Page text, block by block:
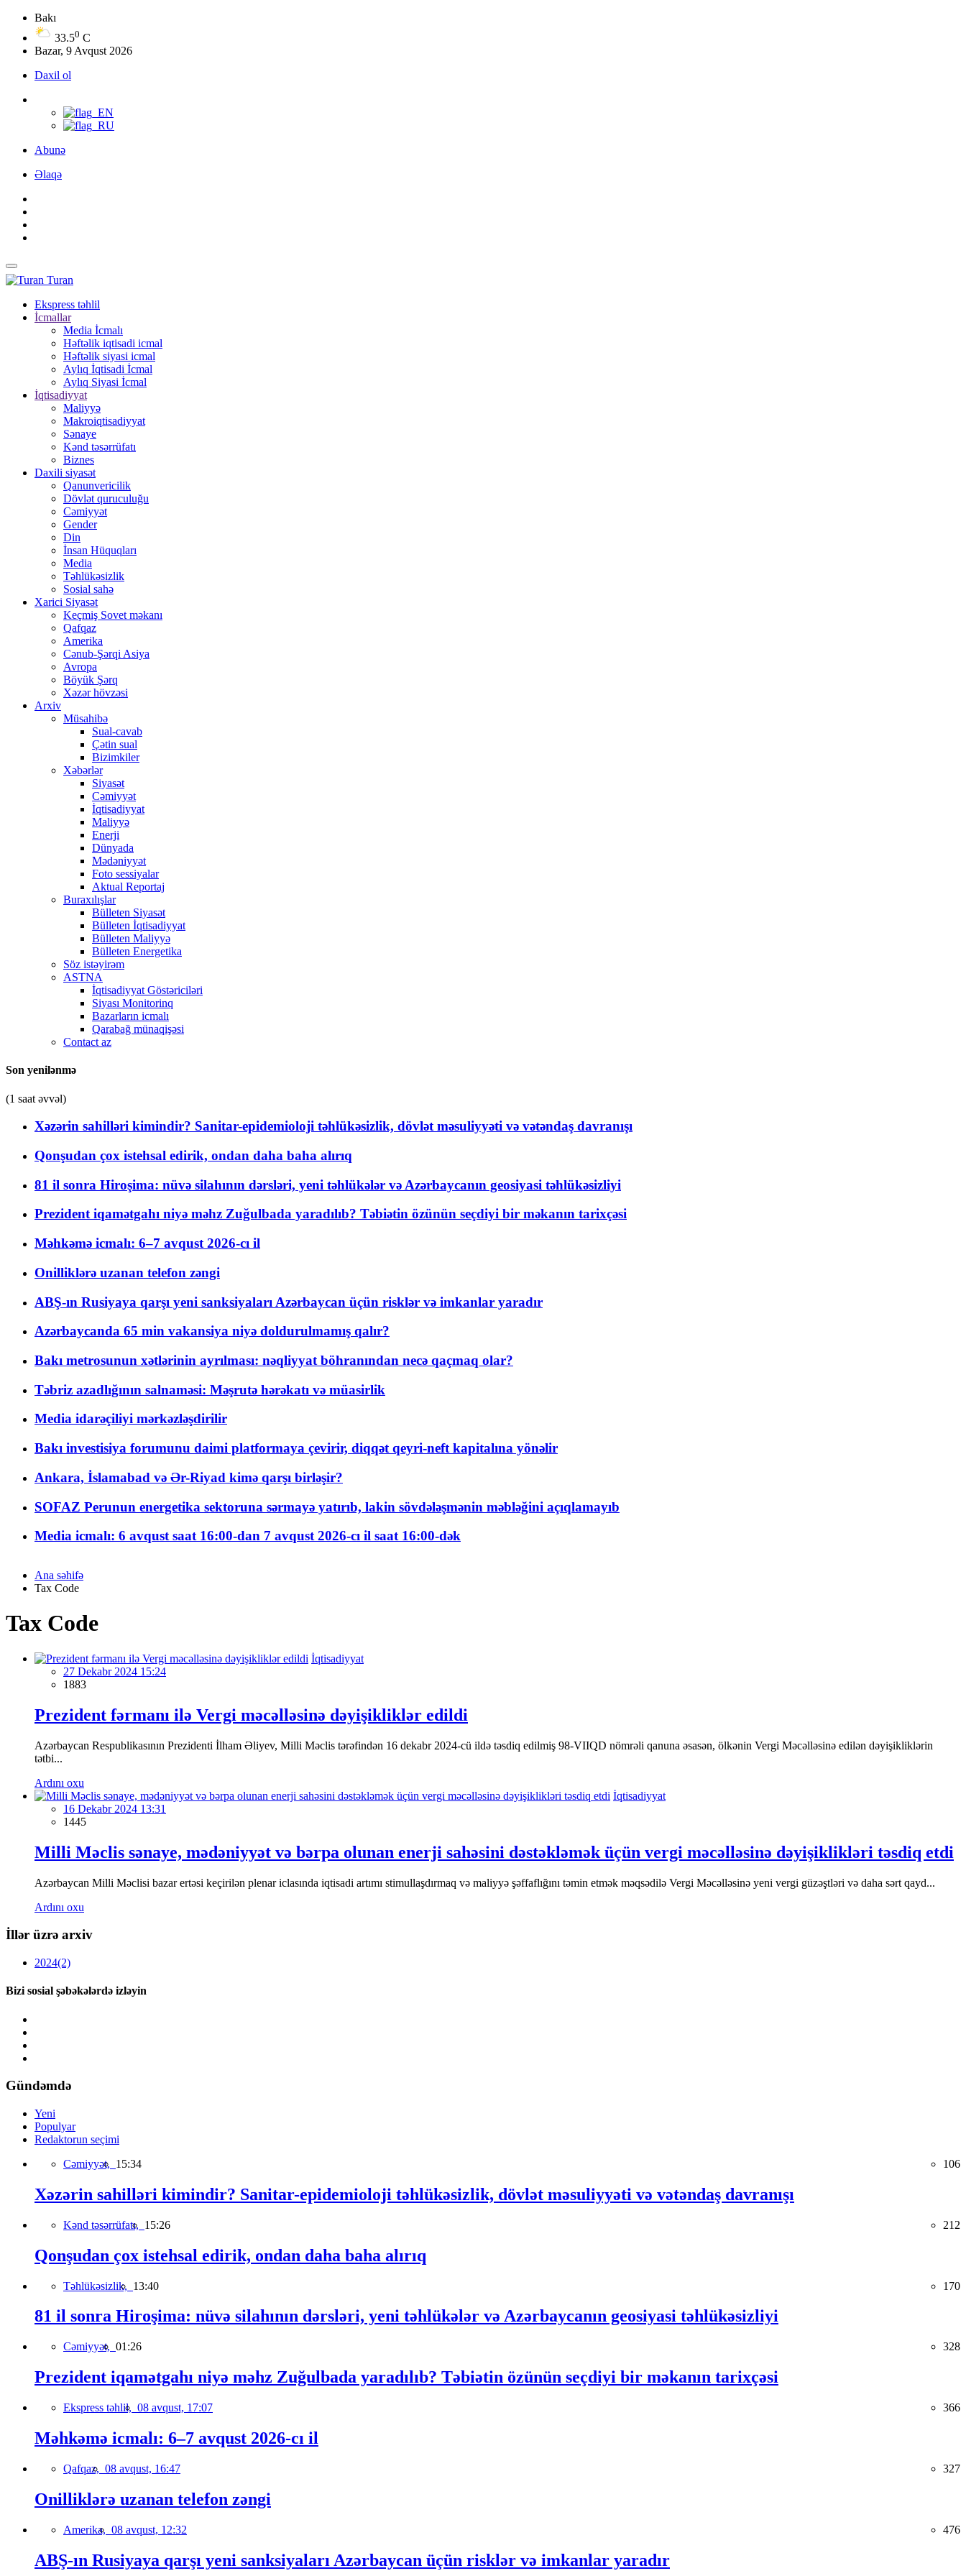
Bakı
33.50 C
Bazar, 9 Avqust 2026
Daxil ol
Abunə
Əlaqə
Turan
Ekspress təhlil
İcmallar
Media İcmalı
Həftəlik iqtisadi icmal
Həftəlik siyasi icmal
Aylıq İqtisadi İcmal
Aylıq Siyasi İcmal
İqtisadiyyat
Maliyyə
Makroiqtisadiyyat
Sənaye
Kənd təsərrüfatı
Biznes
Daxili siyasət
Qanunvericilik
Dövlət quruculuğu
Cəmiyyət
Gender
Din
İnsan Hüquqları
Media
Təhlükəsizlik
Sosial sahə
Xarici Siyasət
Keçmiş Sovet məkanı
Qafqaz
Amerika
Cənub-Şərqi Asiya
Avropa
Böyük Şərq
Xəzər hövzəsi
Arxiv
Müsahibə
Sual-cavab
Çətin sual
Bizimkiler
Xəbərlər
Siyasət
Cəmiyyət
İqtisadiyyat
Maliyyə
Enerji
Dünyada
Mədəniyyət
Foto sessiyalar
Aktual Reportaj
Buraxılışlar
Bülleten Siyasət
Bülleten İqtisadiyyat
Bülleten Maliyyə
Bülleten Energetika
Söz istəyirəm
ASTNA
İqtisadiyyat Göstəriciləri
Siyası Monitorinq
Bazarların icmalı
Qarabağ münaqişəsi
Contact az
Son yenilənmə
(1 saat əvvəl)
Xəzərin sahilləri kimindir? Sanitar-epidemioloji təhlükəsizlik, dövlət məsuliyyəti və vətəndaş davranışı
Qonşudan çox istehsal edirik, ondan daha baha alırıq
81 il sonra Hiroşima: nüvə silahının dərsləri, yeni təhlükələr və Azərbaycanın geosiyasi təhlükəsizliyi
Prezident iqamətgahı niyə məhz Zuğulbada yaradılıb? Təbiətin özünün seçdiyi bir məkanın tarixçəsi
Məhkəmə icmalı: 6–7 avqust 2026-cı il
Onilliklərə uzanan telefon zəngi
ABŞ-ın Rusiyaya qarşı yeni sanksiyaları Azərbaycan üçün risklər və imkanlar yaradır
Azərbaycanda 65 min vakansiya niyə doldurulmamış qalır?
Bakı metrosunun xətlərinin ayrılması: nəqliyyat böhranından necə qaçmaq olar?
Təbriz azadlığının salnaməsi: Məşrutə hərəkatı və müasirlik
Media idarəçiliyi mərkəzləşdirilir
Bakı investisiya forumunu daimi platformaya çevirir, diqqət qeyri-neft kapitalına yönəlir
Ankara, İslamabad və Ər-Riyad kimə qarşı birləşir?
SOFAZ Perunun energetika sektoruna sərmayə yatırıb, lakin sövdələşmənin məbləğini açıqlamayıb
Media icmalı: 6 avqust saat 16:00-dan 7 avqust 2026-cı il saat 16:00-dək
Ana səhifə
Tax Code
Tax Code
İqtisadiyyat
27 Dekabr 2024 15:24
1883
Prezident fərmanı ilə Vergi məcəlləsinə dəyişikliklər edildi
Azərbaycan Respublikasının Prezidenti İlham Əliyev, Milli Məclis tərəfindən 16 dekabr 2024-cü ildə təsdiq edilmiş 98-VIIQD nömrəli qanuna əsasən, ölkənin Vergi Məcəlləsinə edilən dəyişikliklərin
tətbi...
Ardını oxu
İqtisadiyyat
16 Dekabr 2024 13:31
1445
Milli Məclis sənaye, mədəniyyət və bərpa olunan enerji sahəsini dəstəkləmək üçün vergi məcəlləsinə dəyişiklikləri təsdiq etdi
Azərbaycan Milli Məclisi bazar ertəsi keçirilən plenar iclasında iqtisadi artımı stimullaşdırmaq və maliyyə şəffaflığını təmin etmək məqsədilə Vergi Məcəlləsinə yeni vergi güzəştləri və daha sərt qayd...
Ardını oxu
İllər üzrə arxiv
2024(2)
Bizi sosial şəbəkələrdə izləyin
Gündəmdə
Yeni
Populyar
Redaktorun seçimi
Cəmiyyət, 15:34 106
Xəzərin sahilləri kimindir? Sanitar-epidemioloji təhlükəsizlik, dövlət məsuliyyəti və vətəndaş davranışı
Kənd təsərrüfatı, 15:26 212
Qonşudan çox istehsal edirik, ondan daha baha alırıq
Təhlükəsizlik, 13:40 170
81 il sonra Hiroşima: nüvə silahının dərsləri, yeni təhlükələr və Azərbaycanın geosiyasi təhlükəsizliyi
Cəmiyyət, 01:26 328
Prezident iqamətgahı niyə məhz Zuğulbada yaradılıb? Təbiətin özünün seçdiyi bir məkanın tarixçəsi
Ekspress təhlil, 08 avqust, 17:07 366
Məhkəmə icmalı: 6–7 avqust 2026-cı il
Qafqaz, 08 avqust, 16:47 327
Onilliklərə uzanan telefon zəngi
Amerika, 08 avqust, 12:32 476
ABŞ-ın Rusiyaya qarşı yeni sanksiyaları Azərbaycan üçün risklər və imkanlar yaradır